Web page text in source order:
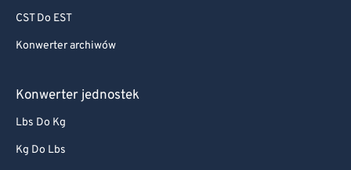
CST Do EST
Konwerter archiwów
Konwerter jednostek
Lbs Do Kg
Kg Do Lbs